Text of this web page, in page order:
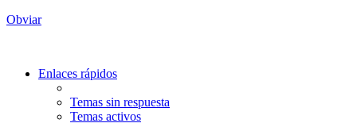
Obviar
Enlaces rápidos
Temas sin respuesta
Temas activos